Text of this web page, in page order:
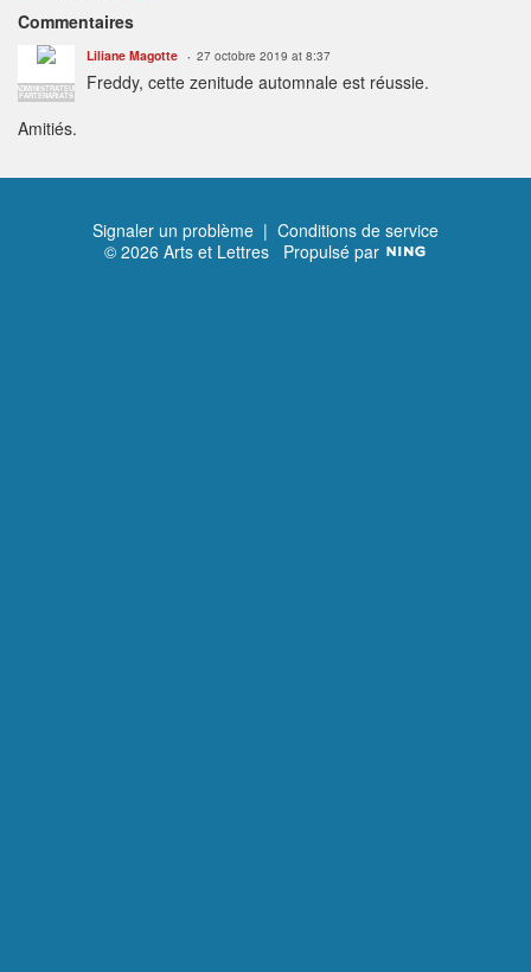
Commentaires
ADMINISTRATEUR
PARTENARIATS
Liliane Magotte 27 octobre 2019 at 8:37
Freddy, cette zenitude automnale est réussie.
Amitiés.
Signaler un problème | Conditions de service
© 2026 Arts et Lettres Propulsé par